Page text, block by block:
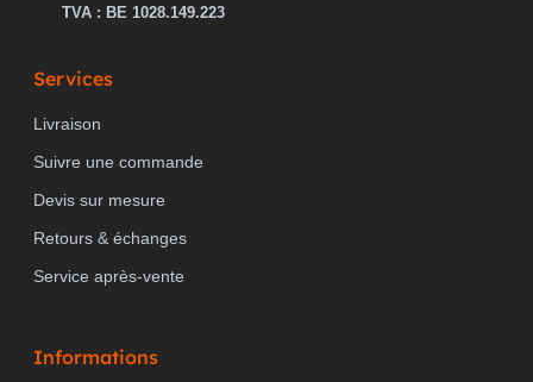
TVA : BE 1028.149.223
Services
Livraison
Suivre une commande
Devis sur mesure
Retours & échanges
Service après-vente
Informations